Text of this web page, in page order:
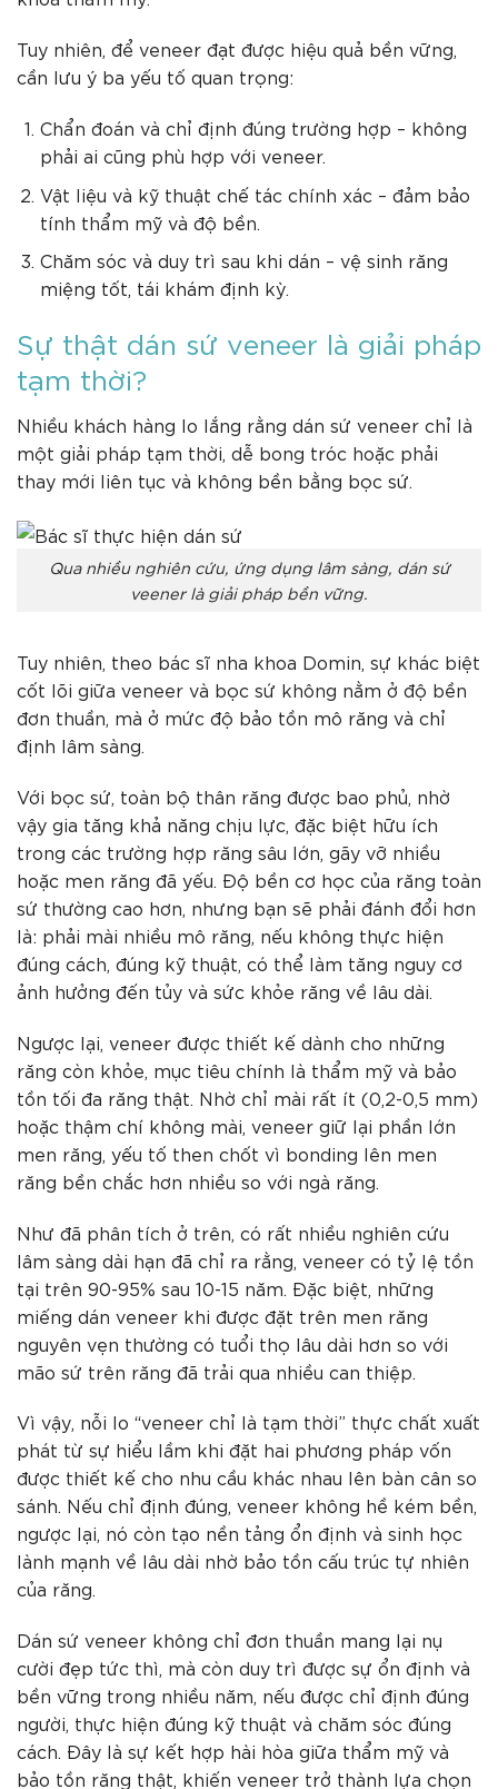
Tuy nhiên, để veneer đạt được hiệu quả bền vững,
cần lưu ý ba yếu tố quan trọng:
Chẩn đoán và chỉ định đúng trường hợp – không
phải ai cũng phù hợp với veneer.
Vật liệu và kỹ thuật chế tác chính xác – đảm bảo
tính thẩm mỹ và độ bền.
Chăm sóc và duy trì sau khi dán – vệ sinh răng
miệng tốt, tái khám định kỳ.
Sự thật dán sứ veneer là giải pháp
tạm thời?
Nhiều khách hàng lo lắng rằng dán sứ veneer chỉ là
một giải pháp tạm thời, dễ bong tróc hoặc phải
thay mới liên tục và không bền bằng bọc sứ.
Qua nhiều nghiên cứu, ứng dụng lâm sàng, dán sứ
veener là giải pháp bền vững.
Tuy nhiên, theo bác sĩ nha khoa Domin, sự khác biệt
cốt lõi giữa veneer và bọc sứ không nằm ở độ bền
đơn thuần, mà ở mức độ bảo tồn mô răng và chỉ
định lâm sàng.
Với bọc sứ, toàn bộ thân răng được bao phủ, nhờ
vậy gia tăng khả năng chịu lực, đặc biệt hữu ích
trong các trường hợp răng sâu lớn, gãy vỡ nhiều
hoặc men răng đã yếu. Độ bền cơ học của răng toàn
sứ thường cao hơn, nhưng bạn sẽ phải đánh đổi hơn
là: phải mài nhiều mô răng, nếu không thực hiện
đúng cách, đúng kỹ thuật, có thể làm tăng nguy cơ
ảnh hưởng đến tủy và sức khỏe răng về lâu dài.
Ngược lại, veneer được thiết kế dành cho những
răng còn khỏe, mục tiêu chính là thẩm mỹ và bảo
tồn tối đa răng thật. Nhờ chỉ mài rất ít (0,2-0,5 mm)
hoặc thậm chí không mài, veneer giữ lại phần lớn
men răng, yếu tố then chốt vì bonding lên men
răng bền chắc hơn nhiều so với ngà răng.
Như đã phân tích ở trên, có rất nhiều nghiên cứu
lâm sàng dài hạn đã chỉ ra rằng, veneer có tỷ lệ tồn
tại trên 90-95% sau 10-15 năm. Đặc biệt, những
miếng dán veneer khi được đặt trên men răng
nguyên vẹn thường có tuổi thọ lâu dài hơn so với
mão sứ trên răng đã trải qua nhiều can thiệp.
Vì vậy, nỗi lo “veneer chỉ là tạm thời” thực chất xuất
phát từ sự hiểu lầm khi đặt hai phương pháp vốn
được thiết kế cho nhu cầu khác nhau lên bàn cân so
sánh. Nếu chỉ định đúng, veneer không hề kém bền,
ngược lại, nó còn tạo nền tảng ổn định và sinh học
lành mạnh về lâu dài nhờ bảo tồn cấu trúc tự nhiên
của răng.
Dán sứ veneer không chỉ đơn thuần mang lại nụ
cười đẹp tức thì, mà còn duy trì được sự ổn định và
bền vững trong nhiều năm, nếu được chỉ định đúng
người, thực hiện đúng kỹ thuật và chăm sóc đúng
cách. Đây là sự kết hợp hài hòa giữa thẩm mỹ và
bảo tồn răng thật, khiến veneer trở thành lựa chọn